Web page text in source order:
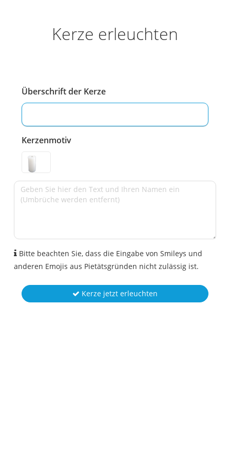
Kerze erleuchten
Überschrift der Kerze
Kerzenmotiv
Bitte beachten Sie, dass die Eingabe von Smileys und
anderen Emojis aus Pietätsgründen nicht zulässig ist.
Kerze jetzt erleuchten